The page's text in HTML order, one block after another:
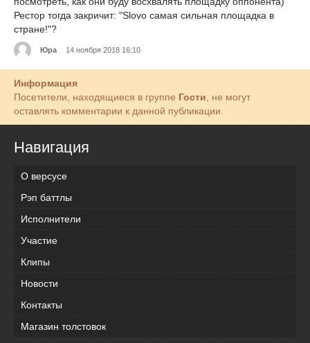
Рестор тогда закричит: "Slovo самая сильная площадка в
стране!"?
Юра 14 ноября 2018 16:10
Информация
Посетители, находящиеся в группе Гости , не могут
оставлять комментарии к данной публикации.
Навигация
О версусе
Рэп баттлы
Исполнители
Участие
Клипы
Новости
Контакты
Магазин толстовок